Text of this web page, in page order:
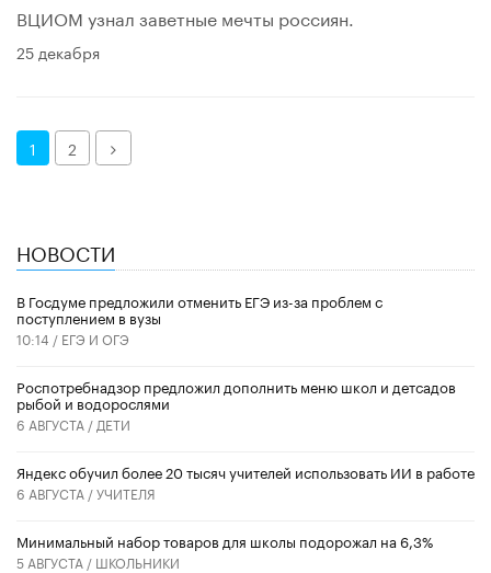
ВЦИОМ узнал заветные мечты россиян.
25 декабря
1 2 Далее
НОВОСТИ
В Госдуме предложили отменить ЕГЭ из-за проблем с
поступлением в вузы
10:14 / ЕГЭ И ОГЭ
Роспотребнадзор предложил дополнить меню школ и детсадов
рыбой и водорослями
6 АВГУСТА / ДЕТИ
​Яндекс обучил более 20 тысяч учителей использовать ИИ в работе
6 АВГУСТА /УЧИТЕЛЯ
Минимальный набор товаров для школы подорожал на 6,3%
5 АВГУСТА / ШКОЛЬНИКИ